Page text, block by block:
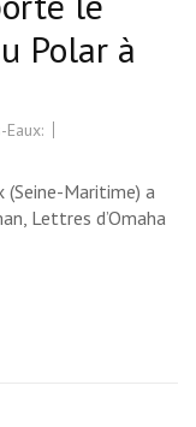
Polar à
(Seine-Maritime) a
Lettres d’Omaha